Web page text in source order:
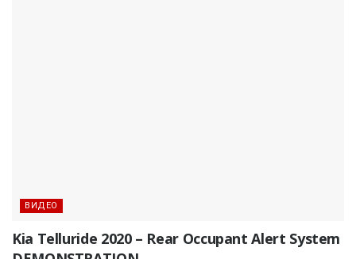
ВИДЕО
Kia Telluride 2020 – Rear Occupant Alert System